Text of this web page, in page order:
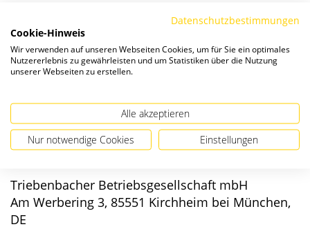
Verfügbarkeit:
Angaben zur Produktsicherheit
Triebenbacher Betriebsgesellschaft mbH
Am Werbering 3, 85551 Kirchheim bei München,
DE
Datenschutzbestimmungen
Cookie-Hinweis
Wir verwenden auf unseren Webseiten Cookies, um für Sie ein optimales
Nutzererlebnis zu gewährleisten und um Statistiken über die Nutzung
unserer Webseiten zu erstellen.
Alle akzeptieren
Nur notwendige Cookies Einstellungen